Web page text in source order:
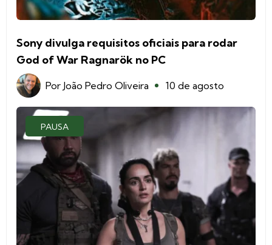
Sony divulga requisitos oficiais para rodar
God of War Ragnarök no PC
Por João Pedro Oliveira 10 de agosto
PAUSA